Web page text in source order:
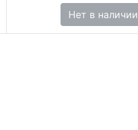
Нет в наличии